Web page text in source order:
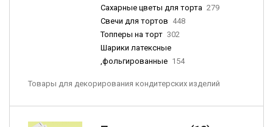
Сахарные цветы для торта 279
Свечи для тортов 448
Топперы на торт 302
Шарики латексные
,фольгированные 154
Товары для декорирования кондитерских изделий